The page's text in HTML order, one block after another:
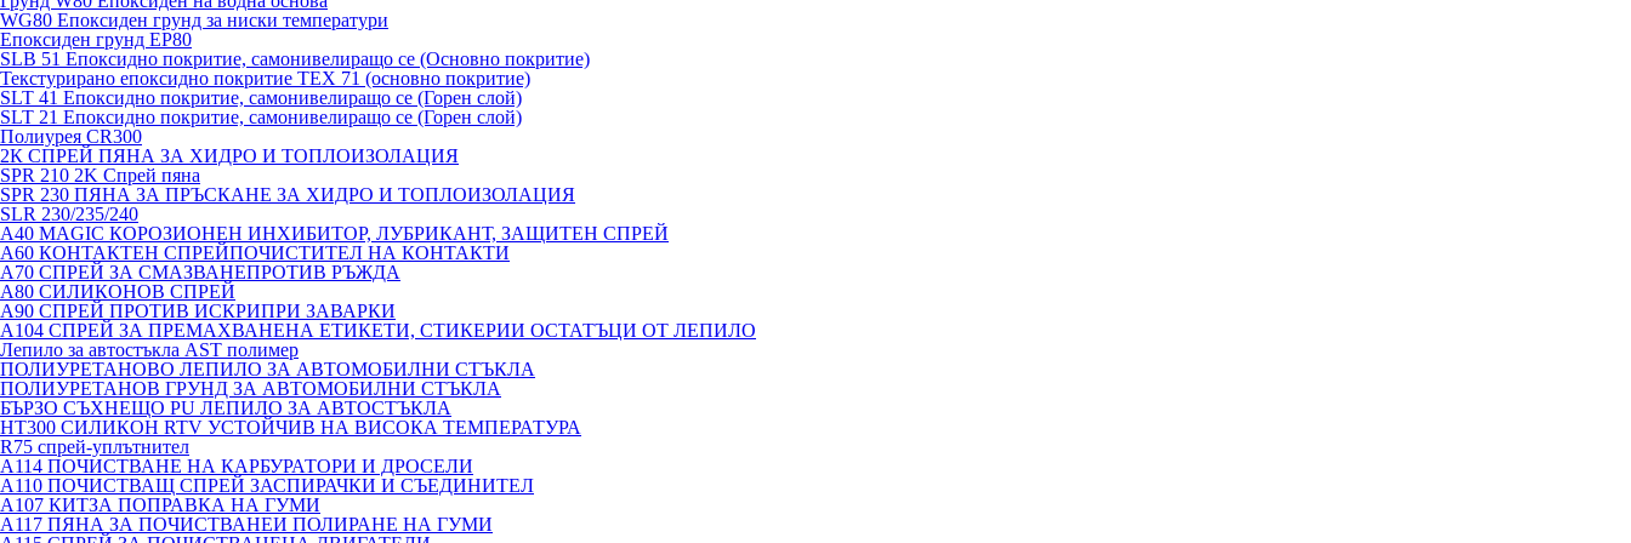
WG80 Епоксиден грунд за ниски температури
Епоксиден грунд EP80
SLB 51 Епоксидно покритие, самонивелиращо се (Основно покритие)
Текстурирано епоксидно покритие TEX 71 (основно покритие)
SLT 41 Епоксидно покритие, самонивелиращо се (Горен слой)
SLT 21 Епоксидно покритие, самонивелиращо се (Горен слой)
Полиурея CR300
2К СПРЕЙ ПЯНА ЗА ХИДРО И ТОПЛОИЗОЛАЦИЯ
SPR 210 2K Спрей пяна
SPR 230 ПЯНА ЗА ПРЪСКАНЕ ЗА ХИДРО И ТОПЛОИЗОЛАЦИЯ
SLR 230/235/240
A40 MAGIC КОРОЗИОНЕН ИНХИБИТОР, ЛУБРИКАНТ, ЗАЩИТЕН СПРЕЙ
A60 КОНТАКТЕН СПРЕЙПОЧИСТИТЕЛ НА КОНТАКТИ
A70 СПРЕЙ ЗА СМАЗВАНЕПРОТИВ РЪЖДА
A80 СИЛИКОНОВ СПРЕЙ
A90 СПРЕЙ ПРОТИВ ИСКРИПРИ ЗАВАРКИ
A104 СПРЕЙ ЗА ПРЕМАХВАНЕНА ЕТИКЕТИ, СТИКЕРИИ ОСТАТЪЦИ ОТ ЛЕПИЛО
Лепило за автостъкла AST полимер
ПОЛИУРЕТАНОВО ЛЕПИЛО ЗА АВТОМОБИЛНИ СТЪКЛА
ПОЛИУРЕТАНОВ ГРУНД ЗА АВТОМОБИЛНИ СТЪКЛА
БЪРЗО СЪХНЕЩО PU ЛЕПИЛО ЗА АВТОСТЪКЛА
HT300 СИЛИКОН RTV УСТОЙЧИВ НА ВИСОКА ТЕМПЕРАТУРА
R75 спрей-уплътнител
A114 ПОЧИСТВАНЕ НА КАРБУРАТОРИ И ДРОСЕЛИ
A110 ПОЧИСТВАЩ СПРЕЙ ЗАСПИРАЧКИ И СЪЕДИНИТЕЛ
A107 КИТЗА ПОПРАВКА НА ГУМИ
A117 ПЯНА ЗА ПОЧИСТВАНЕИ ПОЛИРАНЕ НА ГУМИ